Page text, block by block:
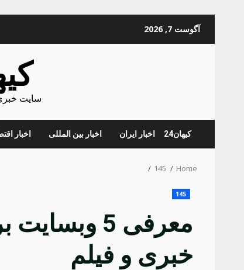
Skip
آگوست 7, 2026
سایت
کیهان24 اخبار ایران اخبار بین المللی اخبار
Home
145
145
معرفی 5
خبری و فیلم